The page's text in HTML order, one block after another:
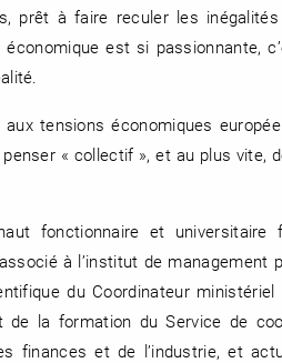
prêt à faire reculer les
est si passionnante,
tensions économiques
« collectif », et au plus vite,
fonctionnaire et universitaire
à l’institut de management
du Coordinateur
la formation du Service de
finances et de l’industrie, et